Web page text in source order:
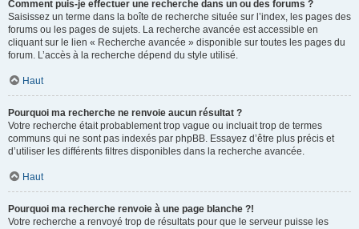
Comment puis-je effectuer une recherche dans un ou des forums ?
Saisissez un terme dans la boîte de recherche située sur l’index, les pages des
forums ou les pages de sujets. La recherche avancée est accessible en
cliquant sur le lien « Recherche avancée » disponible sur toutes les pages du
forum. L’accès à la recherche dépend du style utilisé.
Haut
Pourquoi ma recherche ne renvoie aucun résultat ?
Votre recherche était probablement trop vague ou incluait trop de termes
communs qui ne sont pas indexés par phpBB. Essayez d’être plus précis et
d’utiliser les différents filtres disponibles dans la recherche avancée.
Haut
Pourquoi ma recherche renvoie à une page blanche ?!
Votre recherche a renvoyé trop de résultats pour que le serveur puisse les